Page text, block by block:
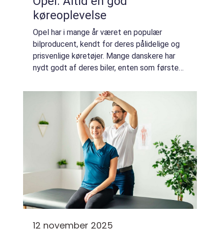
køreoplevelse
Opel har i mange år været en populær
bilproducent, kendt for deres pålidelige og
prisvenlige køretøjer. Mange danskere har
nydt godt af deres biler, enten som første
12 november 2025